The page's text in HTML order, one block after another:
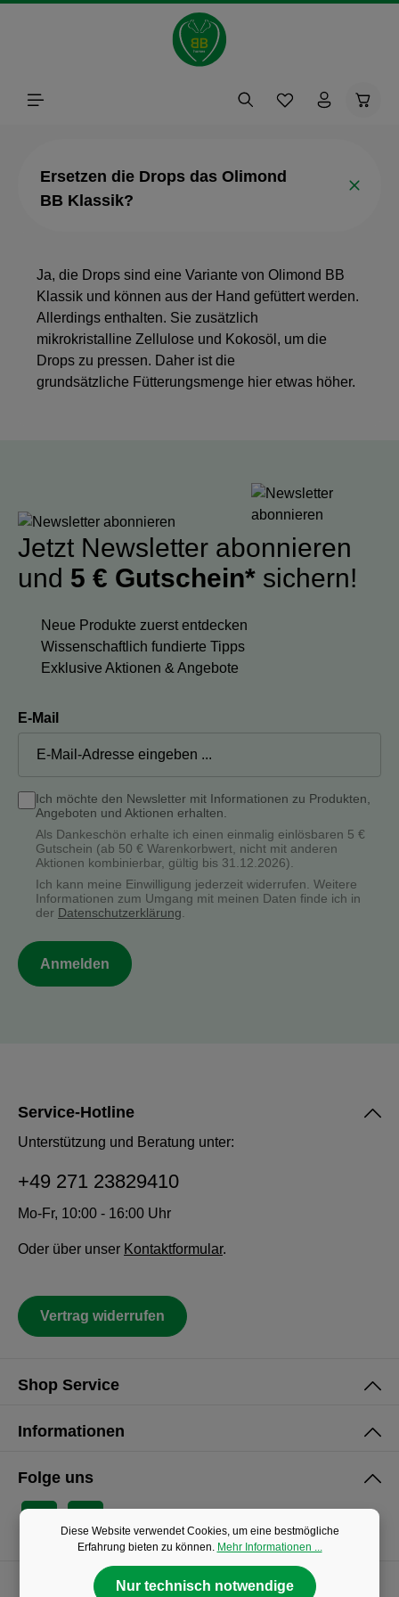
Ersetzen die Drops das Olimond
BB Klassik?
Ja, die Drops sind eine Variante von Olimond BB
Klassik und können aus der Hand gefüttert werden.
Allerdings enthalten. Sie zusätzlich
mikrokristalline Zellulose und Kokosöl, um die
Drops zu pressen. Daher ist die
grundsätzliche Fütterungsmenge hier etwas höher.
Jetzt Newsletter abonnieren
und 5 € Gutschein* sichern!
Neue Produkte zuerst entdecken
Wissenschaftlich fundierte Tipps
Exklusive Aktionen & Angebote
E-Mail
Ich möchte den Newsletter mit Informationen zu Produkten,
Angeboten und Aktionen erhalten.
Als Dankeschön erhalte ich einen einmalig einlösbaren 5 €
Gutschein (ab 50 € Warenkorbwert, nicht mit anderen
Aktionen kombinierbar, gültig bis 31.12.2026).
Ich kann meine Einwilligung jederzeit widerrufen. Weitere
Informationen zum Umgang mit meinen Daten finde ich in
der Datenschutzerklärung.
Anmelden
Service-Hotline
Unterstützung und Beratung unter:
+49 271 23829410
Mo-Fr, 10:00 - 16:00 Uhr
Oder über unser Kontaktformular.
Vertrag widerrufen
Shop Service
Informationen
Folge uns
Diese Website verwendet Cookies, um eine bestmögliche
Erfahrung bieten zu können. Mehr Informationen ...
Nur technisch notwendige